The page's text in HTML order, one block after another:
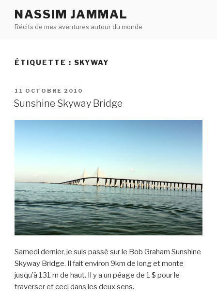
contenu
NASSIM JAMMAL
Récits de mes aventures autour du monde
ÉTIQUETTE : SKYWAY
PUBLIÉ
LE
11 OCTOBRE 2010
Sunshine Skyway Bridge
Samedi dernier, je suis passé sur le Bob Graham Sunshine
Skyway Bridge. Il fait environ 9km de long et monte
jusqu’à 131 m de haut. Il y a un péage de 1 $ pour le
traverser et ceci dans les deux sens.